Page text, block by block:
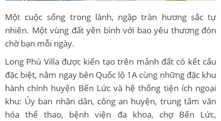
Một cuộc sống trong lành, ngập tràn hương sắc tự
nhiên. Một vùng đất yên bình với bao yêu thương đón
chờ bạn mỗi ngày.
Long Phú Villa được kiến tạo trên mảnh đất có kết cấu
đặc biệt, nằm ngay bên Quốc lộ 1A cùng những đặc khu
hành chính huyện Bến Lức và hệ thống tiện ích ngoại
khu: Ủy ban nhân dân, công an huyện, trung tâm văn
hóa thể thao, bệnh viện đa khoa, chợ Bến Lức,